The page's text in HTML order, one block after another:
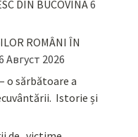
DIN BUCOVINA6
ROMÂNI ÎN
Август 2026
o sărbătoare a
Istorie și